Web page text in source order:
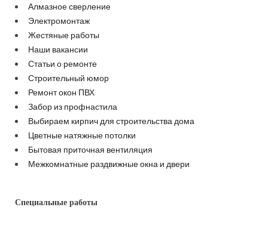
Алмазное сверление
Электромонтаж
Жестяные работы
Наши вакансии
Статьи о ремонте
Строительный юмор
Ремонт окон ПВХ
Забор из профнастила
Выбираем кирпич для строительства дома
Цветные натяжные потолки
Бытовая приточная вентиляция
Межкомнатные раздвижные окна и двери
Специальные работы